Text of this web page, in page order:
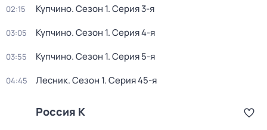
02:15 Купчино. Сезон 1. Серия 3-я
03:05 Купчино. Сезон 1. Серия 4-я
03:55 Купчино. Сезон 1. Серия 5-я
04:45 Лесник. Сезон 1. Серия 45-я
Россия К